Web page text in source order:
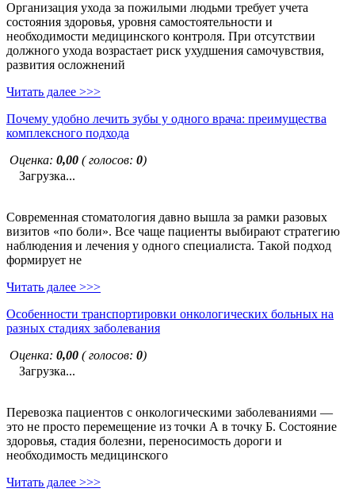
Организация ухода за пожилыми людьми требует учета
состояния здоровья, уровня самостоятельности и
необходимости медицинского контроля. При отсутствии
должного ухода возрастает риск ухудшения самочувствия,
развития осложнений
Читать далее >>>
Почему удобно лечить зубы у одного врача: преимущества
комплексного подхода
Оценка: 0,00 ( голосов: 0)
Загрузка...
Современная стоматология давно вышла за рамки разовых
визитов «по боли». Все чаще пациенты выбирают стратегию
наблюдения и лечения у одного специалиста. Такой подход
формирует не
Читать далее >>>
Особенности транспортировки онкологических больных на
разных стадиях заболевания
Оценка: 0,00 ( голосов: 0)
Загрузка...
Перевозка пациентов с онкологическими заболеваниями —
это не просто перемещение из точки А в точку Б. Состояние
здоровья, стадия болезни, переносимость дороги и
необходимость медицинского
Читать далее >>>